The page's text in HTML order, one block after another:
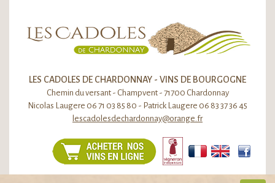
LES CADOLES DE CHARDONNAY - VINS DE BOURGOGNE
Chemin du versant - Champvent - 71700 Chardonnay
Nicolas Laugere 06 71 03 85 80 - Patrick Laugere 06 83 37 36 45
lescadolesdechardonnay@orange.fr